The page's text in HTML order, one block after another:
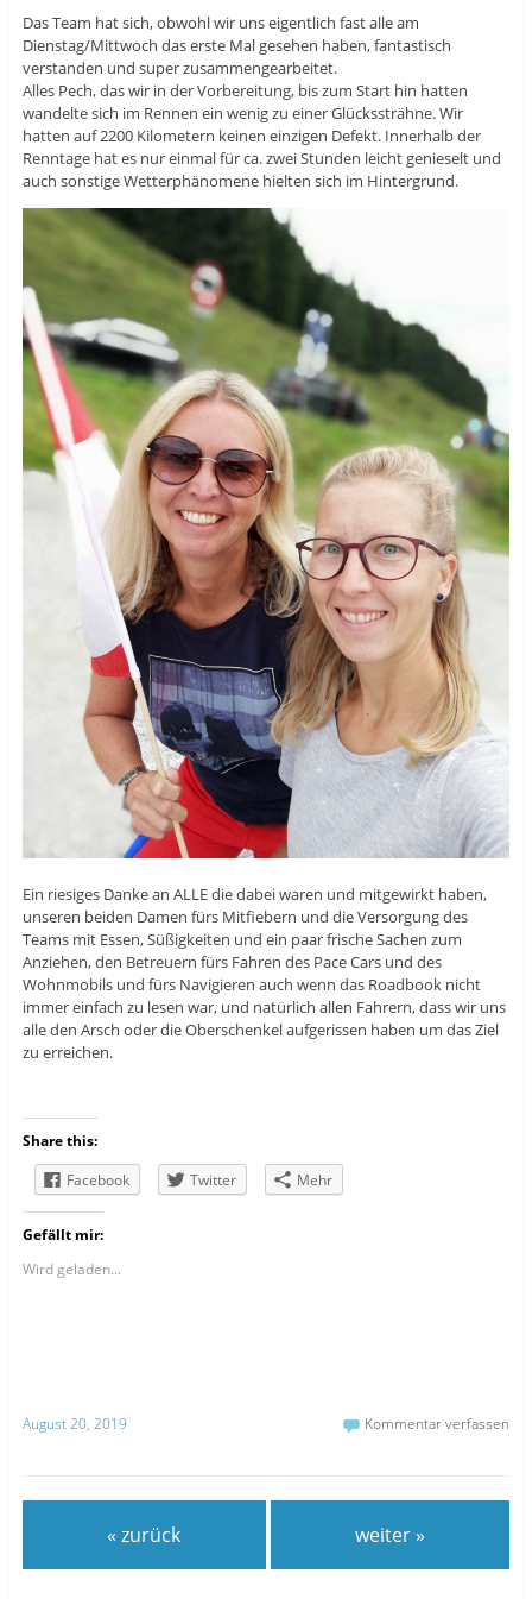
Das Team hat sich, obwohl wir uns eigentlich fast alle am
Dienstag/Mittwoch das erste Mal gesehen haben, fantastisch
verstanden und super zusammengearbeitet.
Alles Pech, das wir in der Vorbereitung, bis zum Start hin hatten
wandelte sich im Rennen ein wenig zu einer Glückssträhne. Wir
hatten auf 2200 Kilometern keinen einzigen Defekt. Innerhalb der
Renntage hat es nur einmal für ca. zwei Stunden leicht genieselt und
auch sonstige Wetterphänomene hielten sich im Hintergrund.
Ein riesiges Danke an ALLE die dabei waren und mitgewirkt haben,
unseren beiden Damen fürs Mitfiebern und die Versorgung des
Teams mit Essen, Süßigkeiten und ein paar frische Sachen zum
Anziehen, den Betreuern fürs Fahren des Pace Cars und des
Wohnmobils und fürs Navigieren auch wenn das Roadbook nicht
immer einfach zu lesen war, und natürlich allen Fahrern, dass wir uns
alle den Arsch oder die Oberschenkel aufgerissen haben um das Ziel
zu erreichen.
Share this:
Facebook
Twitter Mehr
Gefällt mir:
Wird geladen...
August 20, 2019 Kommentar verfassen
« zurück weiter »